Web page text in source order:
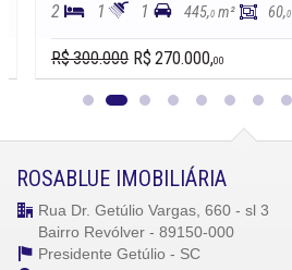
2 1 1 445,0 m² 60,0
R$ 300.000 R$ 270.000,00
ROSABLUE IMOBILIÁRIA
Rua Dr. Getúlio Vargas, 660 - sl 3
Bairro Revólver - 89150-000
Presidente Getúlio - SC